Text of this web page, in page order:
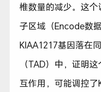
椎数量的减少。这
子区域（Encode数
KIAA1217基因落在
（TAD）中，证明
互作用，可能调控